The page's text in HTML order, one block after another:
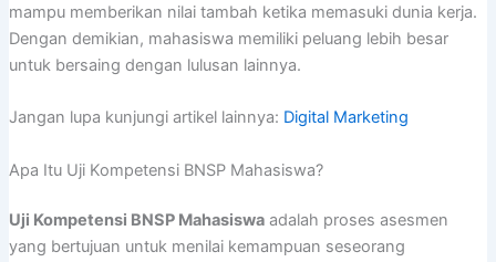
mampu memberikan nilai tambah ketika memasuki dunia kerja.
Dengan demikian, mahasiswa memiliki peluang lebih besar
untuk bersaing dengan lulusan lainnya.
Jangan lupa kunjungi artikel lainnya: Digital Marketing
Apa Itu Uji Kompetensi BNSP Mahasiswa?
Uji Kompetensi BNSP Mahasiswaadalah proses asesmen
yang bertujuan untuk menilai kemampuan seseorang